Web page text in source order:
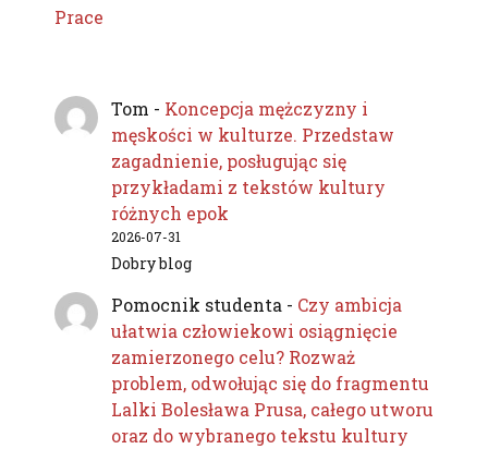
Prace
Tom - Koncepcja mężczyzny i
męskości w kulturze. Przedstaw
zagadnienie, posługując się
przykładami z tekstów kultury
różnych epok
2026-07-31
Dobry blog
Pomocnik studenta - Czy ambicja
ułatwia człowiekowi osiągnięcie
zamierzonego celu? Rozważ
problem, odwołując się do fragmentu
Lalki Bolesława Prusa, całego utworu
oraz do wybranego tekstu kultury